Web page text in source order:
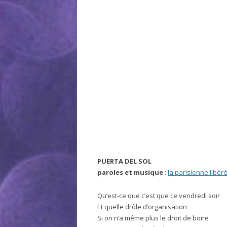
PUERTA DEL SOL
paroles et musique : la parisienne
Qu’est-ce que c’est que ce vendredi soir
Et quelle drôle d’organisation
Si on n’a même plus le droit de boire